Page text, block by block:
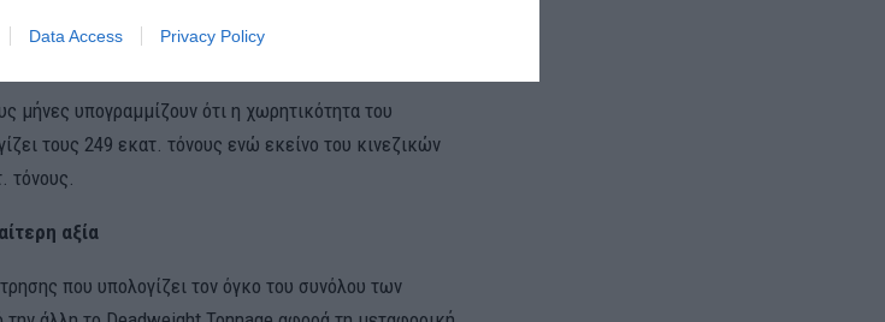
Data Access Privacy Policy
στο συγκεκριμένο μέτωπο, η κόντρα Κίνας-Ελλάδας
μήνες υπογραμμίζουν ότι η χωρητικότητα του
τους 249 εκατ. τόνους ενώ εκείνο του κινεζικών
τόνους.
αξία
που υπολογίζει τον όγκο του συνόλου των